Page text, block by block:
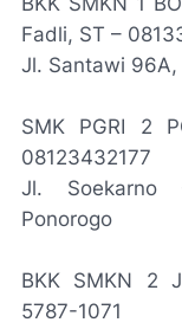
Fadli, ST –
Jl. Santawi
SMK PGRI 2
08123432177
Jl. Soekarno
Ponorogo
BKK SMKN 2
5787-1071